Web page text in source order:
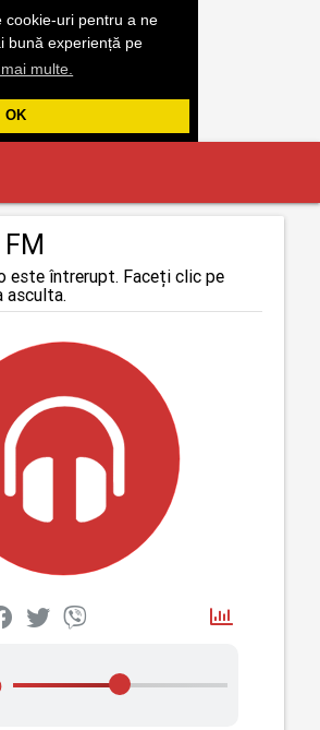
cookie-uri pentru a ne
bună experiență pe
multe.
OK
este întrerupt. Faceți clic pe
asculta.